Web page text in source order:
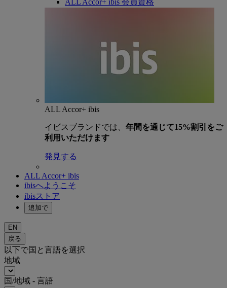
ALL Accor+ ibis 会員資格
ALL Accor+ ibis
イビスブランドでは、 年間を通じて15%割引をご
利用いただけます
発見する
ALL Accor+ ibis
ibisへようこそ
ibisストア
追加で
EN
戻る
以下で国と言語を選択
地域
国/地域 - 言語